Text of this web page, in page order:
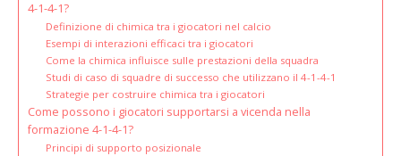
4-1-4-1?
Definizione di chimica tra i giocatori nel calcio
Esempi di interazioni efficaci tra i giocatori
Come la chimica influisce sulle prestazioni della squadra
Studi di caso di squadre di successo che utilizzano il 4-1-4-1
Strategie per costruire chimica tra i giocatori
Come possono i giocatori supportarsi a vicenda nella
formazione 4-1-4-1?
Principi di supporto posizionale